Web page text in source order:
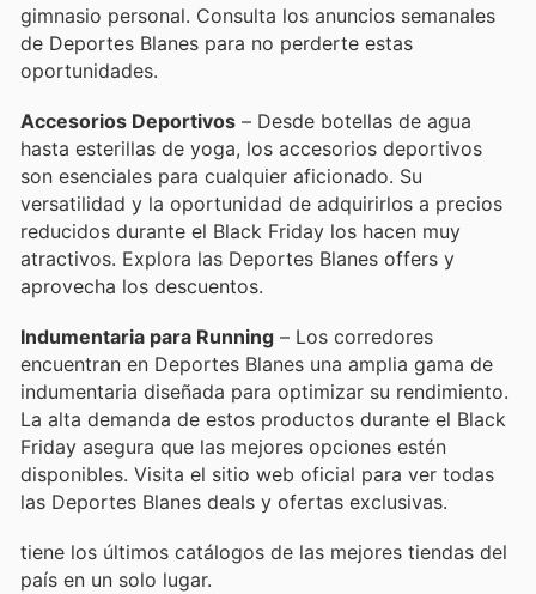
gimnasio personal. Consulta los anuncios semanales
de Deportes Blanes para no perderte estas
oportunidades.
Accesorios Deportivos – Desde botellas de agua
hasta esterillas de yoga, los accesorios deportivos
son esenciales para cualquier aficionado. Su
versatilidad y la oportunidad de adquirirlos a precios
reducidos durante el Black Friday los hacen muy
atractivos. Explora las Deportes Blanes offers y
aprovecha los descuentos.
Indumentaria para Running – Los corredores
encuentran en Deportes Blanes una amplia gama de
indumentaria diseñada para optimizar su rendimiento.
La alta demanda de estos productos durante el Black
Friday asegura que las mejores opciones estén
disponibles. Visita el sitio web oficial para ver todas
las Deportes Blanes deals y ofertas exclusivas.
tiene los últimos catálogos de las mejores tiendas del
país en un solo lugar.